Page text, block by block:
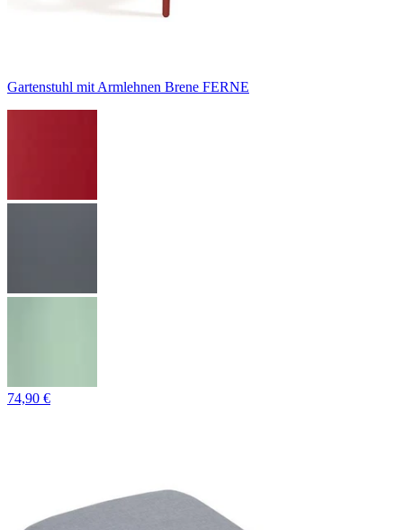
Gartenstuhl mit Armlehnen Brene FERNE
74,90 €